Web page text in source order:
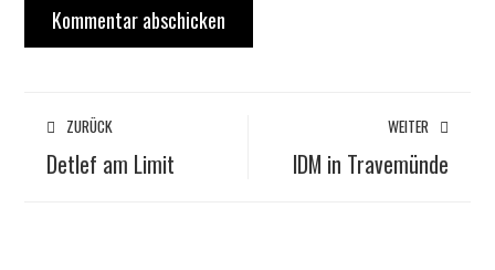
ZURÜCK
Detlef am Limit
WEITER
IDM in Travemünde